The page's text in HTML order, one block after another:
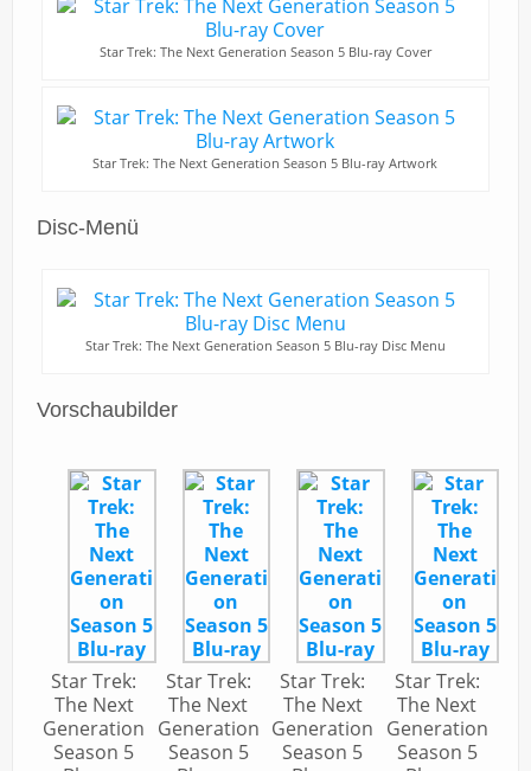
Star Trek: The Next Generation Season 5 Blu-ray Cover
Star Trek: The Next Generation Season 5 Blu-ray Artwork
Disc-Menü
Star Trek: The Next Generation Season 5 Blu-ray Disc Menu
Vorschaubilder
Star Trek:
The Next
Generation
Season 5
Star Trek:
The Next
Generation
Season 5
Star Trek:
The Next
Generation
Season 5
Star Trek:
The Next
Generation
Season 5